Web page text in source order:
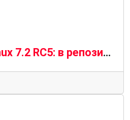
Вышло ядро ​​Linux 7.2 RC5: в репозиторий вошло масштабное обновление.